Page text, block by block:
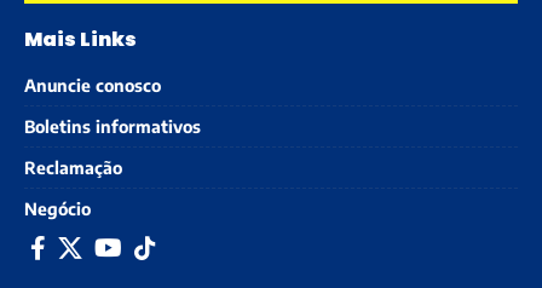
Mais Links
Anuncie conosco
Boletins informativos
Reclamação
Negócio